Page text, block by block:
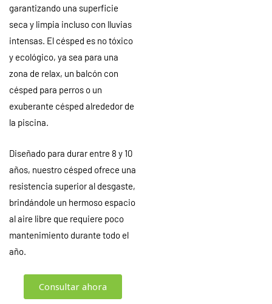
garantizando una superficie
seca y limpia incluso con lluvias
intensas. El césped es no tóxico
y ecológico, ya sea para una
zona de relax, un balcón con
césped para perros o un
exuberante césped alrededor de
la piscina.
Diseñado para durar entre 8 y 10
años, nuestro césped ofrece una
resistencia superior al desgaste,
brindándole un hermoso espacio
al aire libre que requiere poco
mantenimiento durante todo el
año.
Consultar ahora